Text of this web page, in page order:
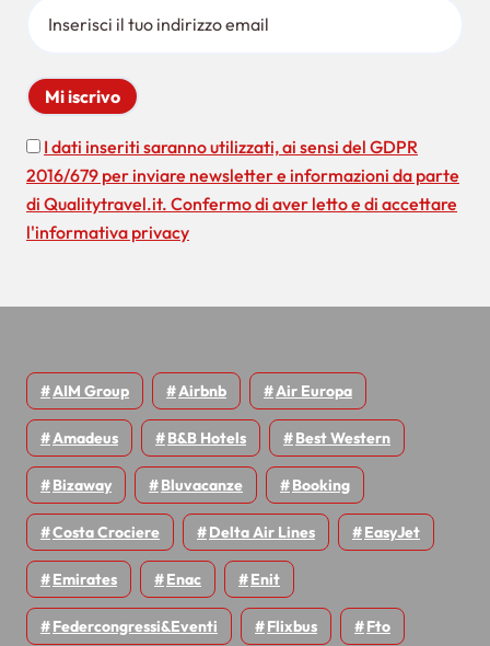
r
t
i
c
o
I dati inseriti saranno utilizzati, ai sensi del GDPR
2016/679 per inviare newsletter e informazioni da parte
di Qualitytravel.it. Confermo di aver letto e di accettare
l'informativa privacy
AIM Group Airbnb Air Europa
Amadeus B&B Hotels Best Western
Bizaway Bluvacanze Booking
Costa Crociere Delta Air Lines EasyJet
Emirates Enac Enit
Federcongressi&eventi Flixbus Fto